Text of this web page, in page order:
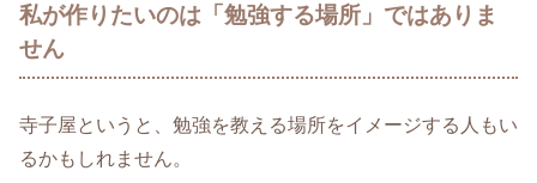
私が作りたいのは「勉強する場所」ではありま
せん
寺子屋というと、勉強を教える場所をイメージする人もい
るかもしれません。